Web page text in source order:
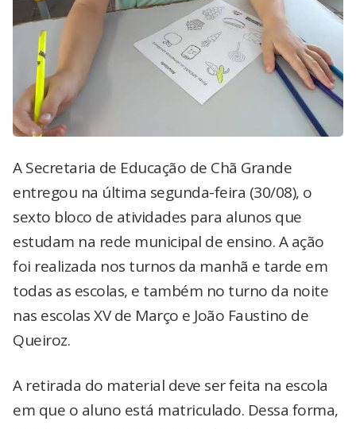
A Secretaria de Educação de Chã Grande
entregou na última segunda-feira (30/08), o
sexto bloco de atividades para alunos que
estudam na rede municipal de ensino. A ação
foi realizada nos turnos da manhã e tarde em
todas as escolas, e também no turno da noite
nas escolas XV de Março e João Faustino de
Queiroz.
A retirada do material deve ser feita na escola
em que o aluno está matriculado. Dessa forma,